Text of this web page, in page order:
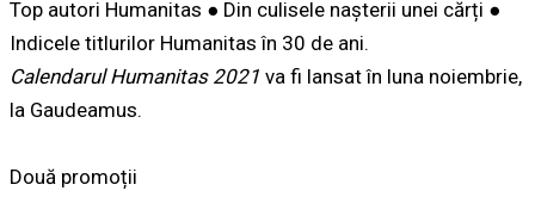
Top autori Humanitas ● Din culisele nașterii unei cărți ●
Indicele titlurilor Humanitas în 30 de ani.
Calendarul Humanitas 2021 va fi lansat în luna noiembrie,
la Gaudeamus.
Două promoții